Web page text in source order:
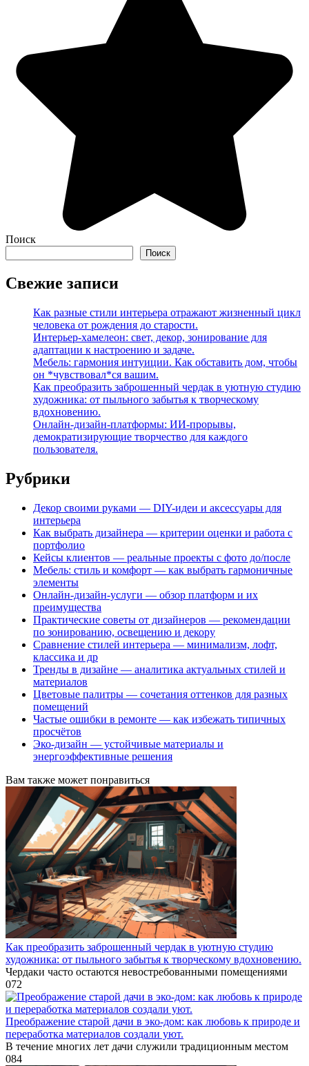
Поиск
Поиск
Свежие записи
Как разные стили интерьера отражают жизненный цикл
человека от рождения до старости.
Интерьер-хамелеон: свет, декор, зонирование для
адаптации к настроению и задаче.
Мебель: гармония интуиции. Как обставить дом, чтобы
он *чувствовал*ся вашим.
Как преобразить заброшенный чердак в уютную студию
художника: от пыльного забытья к творческому
вдохновению.
Онлайн-дизайн-платформы: ИИ-прорывы,
демократизирующие творчество для каждого
пользователя.
Рубрики
Декор своими руками — DIY-идеи и аксессуары для
интерьера
Как выбрать дизайнера — критерии оценки и работа с
портфолио
Кейсы клиентов — реальные проекты с фото до/после
Мебель: стиль и комфорт — как выбрать гармоничные
элементы
Онлайн-дизайн-услуги — обзор платформ и их
преимущества
Практические советы от дизайнеров — рекомендации
по зонированию, освещению и декору
Сравнение стилей интерьера — минимализм, лофт,
классика и др
Тренды в дизайне — аналитика актуальных стилей и
материалов
Цветовые палитры — сочетания оттенков для разных
помещений
Частые ошибки в ремонте — как избежать типичных
просчётов
Эко-дизайн — устойчивые материалы и
энергоэффективные решения
Вам также может понравиться
Как преобразить заброшенный чердак в уютную студию
художника: от пыльного забытья к творческому вдохновению.
Чердаки часто остаются невостребованными помещениями
072
Преображение старой дачи в эко-дом: как любовь к природе и
переработка материалов создали уют.
В течение многих лет дачи служили традиционным местом
084